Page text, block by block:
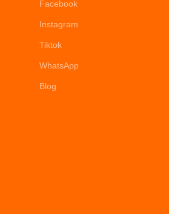
Facebook
Instagram
Tiktok
WhatsApp
Blog